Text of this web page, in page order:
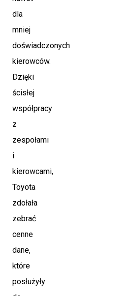
dla
mniej
doświadczonych
kierowców.
Dzięki
ścisłej
współpracy
z
zespołami
i
kierowcami,
Toyota
zdołała
zebrać
cenne
dane,
które
posłużyły